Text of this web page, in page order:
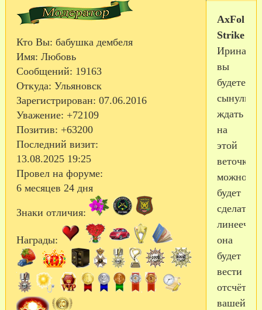
Кто Вы: бабушка дембеля
Имя: Любовь
Сообщений: 19163
Откуда: Ульяновск
Зарегистрирован: 07.06.2016
Уважение: +72109
Позитив: +63200
Последний визит:
13.08.2025 19:25
Провел на форуме:
6 месяцев 24 дня
Знаки отличия:
Награды:
AxFol
Strike
вы
будете
сынулика
ждать
на
этой
можно
будет
сделать
она
будет
вести
отсчёт
вашей